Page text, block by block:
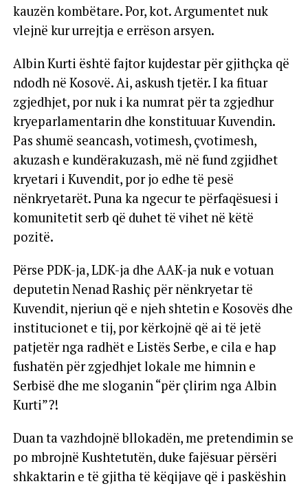
kauzën kombëtare. Por, kot. Argumentet nuk
vlejnë kur urrejtja e errëson arsyen.
Albin Kurti është fajtor kujdestar për gjithçka që
ndodh në Kosovë. Ai, askush tjetër. I ka fituar
zgjedhjet, por nuk i ka numrat për ta zgjedhur
kryeparlamentarin dhe konstituuar Kuvendin.
Pas shumë seancash, votimesh, çvotimesh,
akuzash e kundërakuzash, më në fund zgjidhet
kryetari i Kuvendit, por jo edhe të pesë
nënkryetarët. Puna ka ngecur te përfaqësuesi i
komunitetit serb që duhet të vihet në këtë
pozitë.
Përse PDK-ja, LDK-ja dhe AAK-ja nuk e votuan
deputetin Nenad Rashiç për nënkryetar të
Kuvendit, njeriun që e njeh shtetin e Kosovës dhe
institucionet e tij, por kërkojnë që ai të jetë
patjetër nga radhët e Listës Serbe, e cila e hap
fushatën për zgjedhjet lokale me himnin e
Serbisë dhe me sloganin “për çlirim nga Albin
Kurti”?!
Duan ta vazhdojnë bllokadën, me pretendimin se
po mbrojnë Kushtetutën, duke fajësuar përsëri
shkaktarin e të gjitha të këqijave që i paskëshin